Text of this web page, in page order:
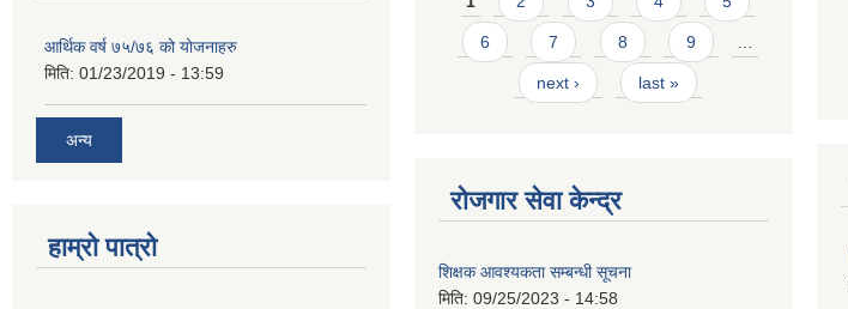
आर्थिक वर्ष ७५/७६ को योजनाहरु
मिति: 01/23/2019 - 13:59
अन्य
हाम्रो पात्रो
6 7 8 9
next › last »
रोजगार सेवा केन्द्र
शिक्षक आवश्यकता सम्बन्धी सूचना
मिति: 09/25/2023 - 14:58